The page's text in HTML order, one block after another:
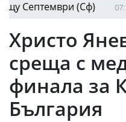
07:28 Окриленият
Христо
среща с
финала за
България